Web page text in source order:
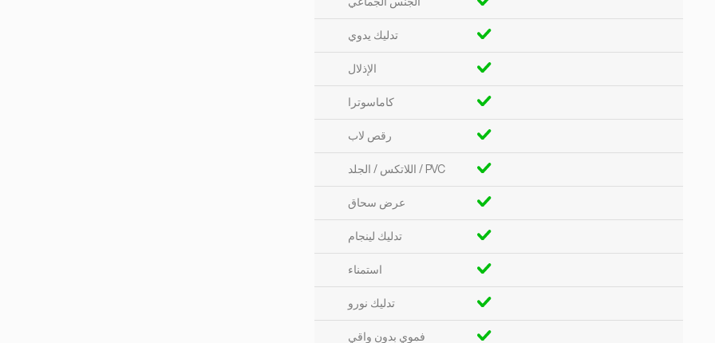
تدليك يدوي
الإذلال
كاماسوترا
رقص لاب
اللاتكس / الجلد / PVC
عرض سحاق
تدليك لينجام
استمناء
تدليك نورو
فموي بدون واقي